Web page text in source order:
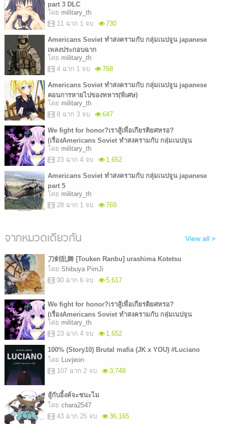
part 3 DLC
โดย military_th
11 ฉาก 1 จบ
730
Americans Soviet ทำสงครามกับ กลุ่มเนปจูน japanese
เพลงประกอบฉาก
โดย military_th
4 ฉาก 1 จบ
768
Americans Soviet ทำสงครามกับ กลุ่มเนปจูน japanese
ตอนการหายไปของทหาร(พิเศษ)
โดย military_th
8 ฉาก 3 จบ
647
We fight for honor?เราสู้เพื่อเกียรติยศหรอ?
(เรื่องAmericans Soviet ทำสงครามกับ กลุ่มเนปจูน
japanese)
โดย military_th
23 ฉาก 4 จบ
1,652
Americans Soviet ทำสงครามกับ กลุ่มเนปจูน japanese
part 5
โดย military_th
28 ฉาก 1 จบ
769
จากหมวดเดียวกัน View all >
刀剣乱舞 [Touken Ranbu] urashima Kotetsu
โดย Shibuya PimJi
90 ฉาก 6 จบ
5,617
We fight for honor?เราสู้เพื่อเกียรติยศหรอ?
(เรื่องAmericans Soviet ทำสงครามกับ กลุ่มเนปจูน
japanese)
โดย military_th
23 ฉาก 4 จบ
1,652
100% (Story10) Brutal mafia (JK x YOU) #Luciano
โดย Luvjeon
107 ฉาก 2 จบ
3,749
สู้กับอิ้งค์จะชนะไม
โดย chara2547
43 ฉาก 25 จบ
36,165